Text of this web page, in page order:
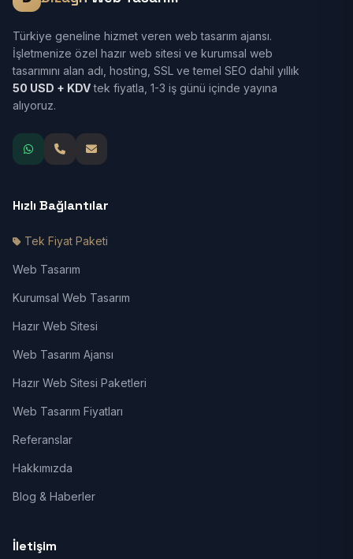
Türkiye geneline hizmet veren web tasarım ajansı.
İşletmenize özel hazır web sitesi ve kurumsal web
tasarımını alan adı, hosting, SSL ve temel SEO dahil yıllık
50 USD + KDVtek fiyatla, 1-3 iş günü içinde yayına
alıyoruz.
Hızlı Bağlantılar
Tek Fiyat Paketi
Web Tasarım
Kurumsal Web Tasarım
Hazır Web Sitesi
Web Tasarım Ajansı
Hazır Web Sitesi Paketleri
Web Tasarım Fiyatları
Referanslar
Hakkımızda
Blog & Haberler
İletişim